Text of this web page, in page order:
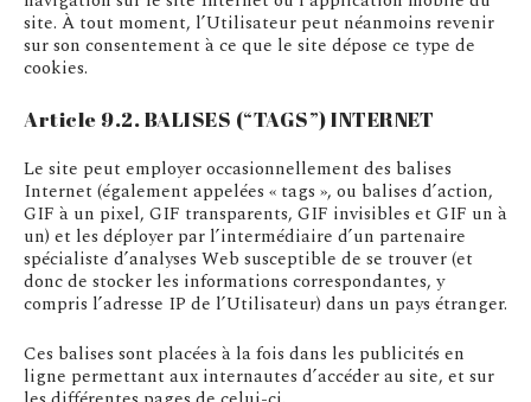
site. À tout moment, l’Utilisateur peut néanmoins revenir
sur son consentement à ce que le site dépose ce type de
cookies.
Article 9.2. BALISES (“TAGS”) INTERNET
Le site peut employer occasionnellement des balises
Internet (également appelées « tags », ou balises d’action,
GIF à un pixel, GIF transparents, GIF invisibles et GIF un à
un) et les déployer par l’intermédiaire d’un partenaire
spécialiste d’analyses Web susceptible de se trouver (et
donc de stocker les informations correspondantes, y
compris l’adresse IP de l’Utilisateur) dans un pays étranger.
Ces balises sont placées à la fois dans les publicités en
ligne permettant aux internautes d’accéder au site, et sur